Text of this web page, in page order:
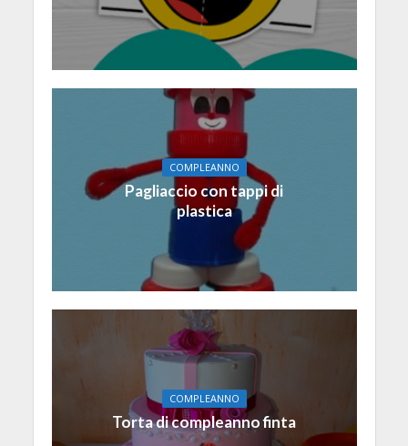
COMPLEANNO
Pagliaccio con tappi di
plastica
COMPLEANNO
Torta di compleanno finta